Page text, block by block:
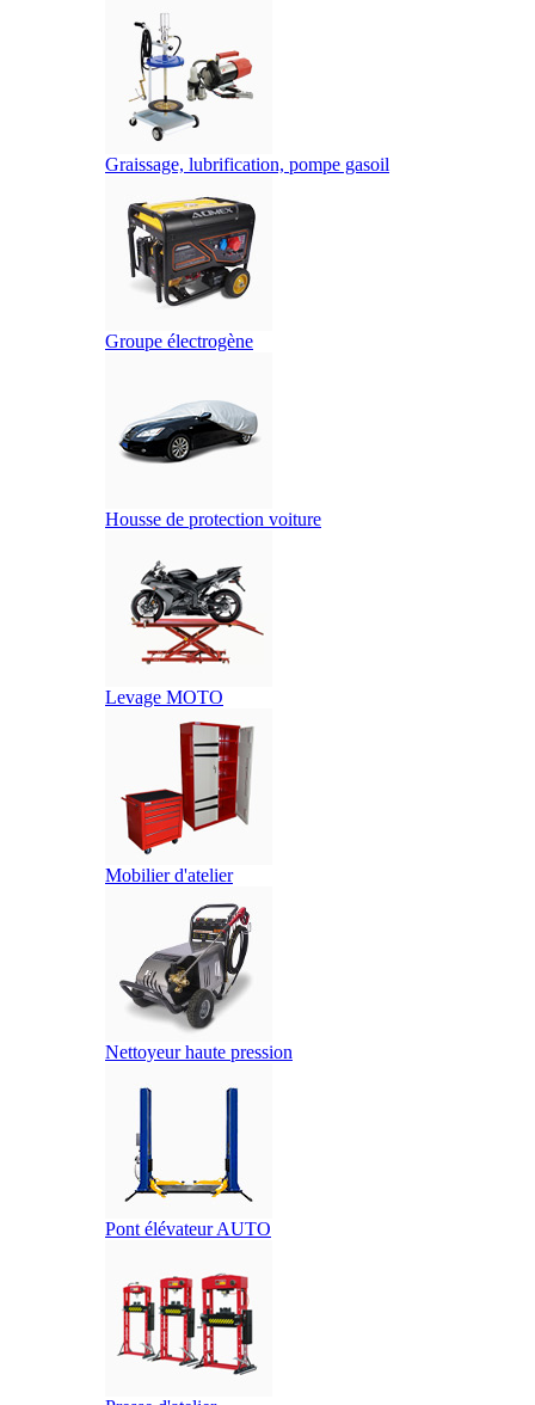
Graissage, lubrification, pompe gasoil
Groupe électrogène
Housse de protection voiture
Levage MOTO
Mobilier d'atelier
Nettoyeur haute pression
Pont élévateur AUTO